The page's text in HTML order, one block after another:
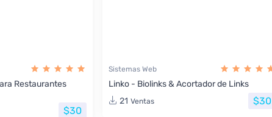
Restaurantes
$30
Sistemas Web
Linko - Biolinks & Acortador de Links
21 Ventas $30